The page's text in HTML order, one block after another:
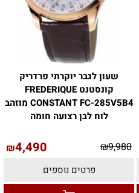
שעון לגבר יוקרתי פרדריק
קונסטנט FREDERIQUE
CONSTANT FC-285V5B4 מוזהב
לוח לבן רצועה חומה
₪9,980
₪4,490
פרטים נוספים